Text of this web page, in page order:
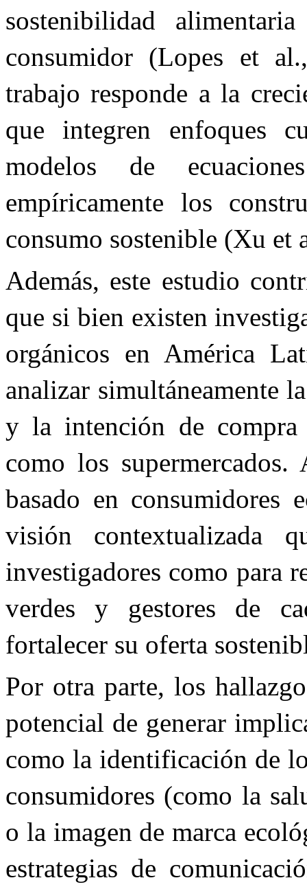
sostenibilidad
consumidor (Lopes et
trabajo responde a la
que integren enfoques
modelos de
empíricamente los
consumo sostenible (Xu et
Además, este estudio
que si bien existen
orgánicos en América
analizar simultáneamente
y la intención de compra
como los
basado en consumidores
visión contextualizada
investigadores como para
verdes y gestores de
fortalecer su oferta
Por otra parte, los
potencial de generar
como la identificación de
consumidores (como la
o la imagen de marca
estrategias de